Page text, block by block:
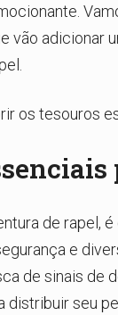
vão adicionar
os tesouros
de rapel,
e
de sinais de
seu